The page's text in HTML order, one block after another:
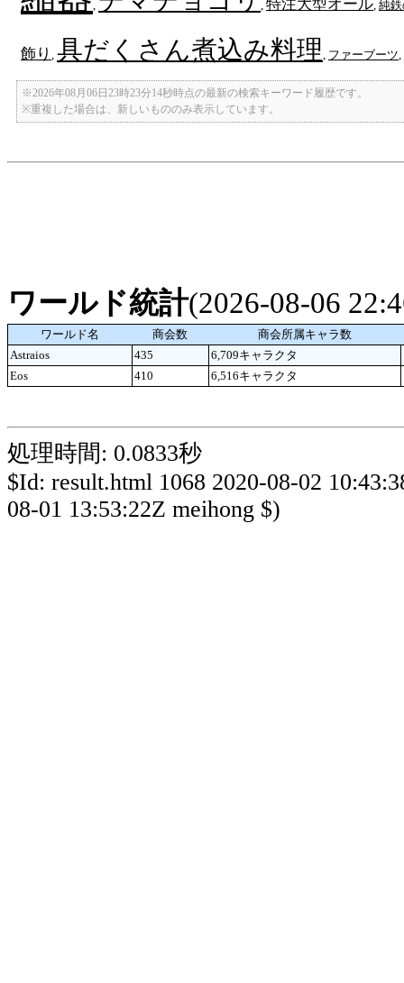
特注大型オール 純
飾り 具だくさん煮込み料理 ファーブーツ
※2026年08月06日23時23分14秒時点の最新の検索キーワード履歴です。
※重複した場合は、新しいもののみ表示しています。
ワールド統計(2026-08-06
ワールド名 商会数
商会所属キャラ数
Astraios
435 6,709キャラクタ
Eos
410 6,516キャラクタ
処理時間: 0.0833秒
$Id: result.html 1068 2020-08-02
08-01 13:53:22Z meihong $)